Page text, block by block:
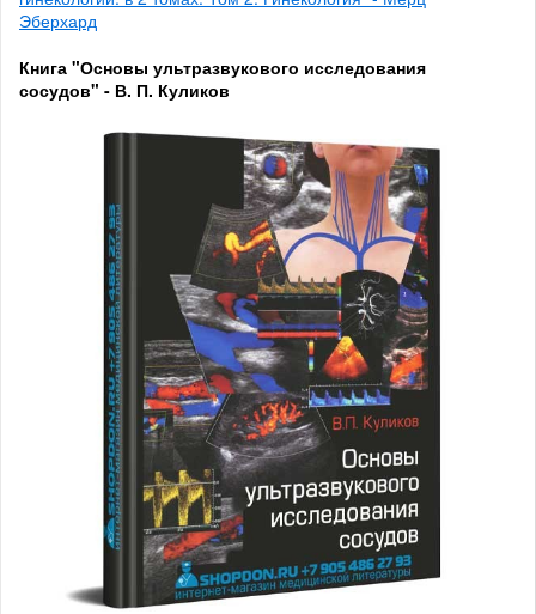
Эберхард
Книга "Основы ультразвукового исследования
сосудов" - В. П. Куликов